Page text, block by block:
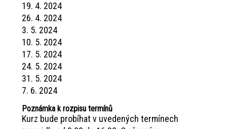
19. 4. 2024
26. 4. 2024
3. 5. 2024
10. 5. 2024
17. 5. 2024
24. 5. 2024
31. 5. 2024
7. 6. 2024
Poznámka k rozpisu termínů
Kurz bude probíhat v uvedených termínech